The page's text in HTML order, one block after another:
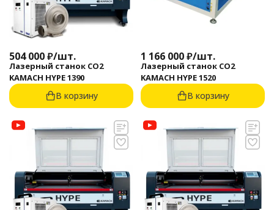
504 000₽/шт.
Лазерный станок CO2
KAMACH HYPE 1390
В корзину
1 166 000₽/шт.
Лазерный станок CO2
KAMACH HYPE 1520
В корзину